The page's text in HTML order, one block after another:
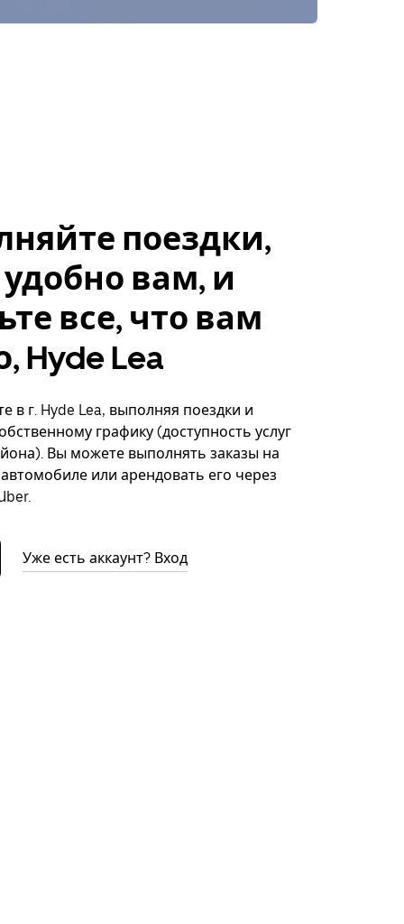
поездки,
удобно вам, и
все, что вам
Hyde Lea
в г. Hyde Lea, выполняя поездки и
графику (доступность услуг
Вы можете выполнять заказы на
или арендовать его через
Уже есть аккаунт? Вход